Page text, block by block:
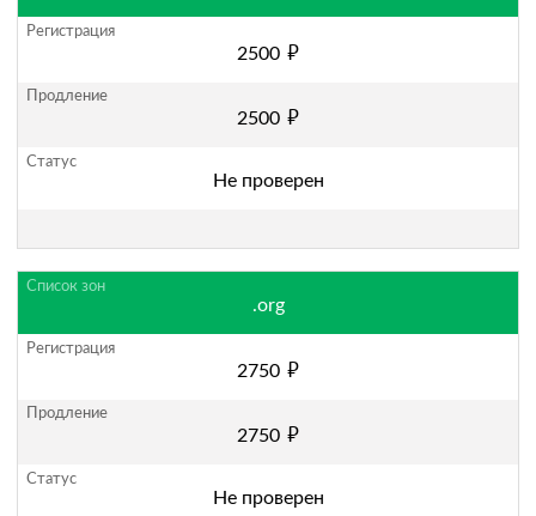
2500 руб.
2500 руб.
Не проверен
.org
2750 руб.
2750 руб.
Не проверен